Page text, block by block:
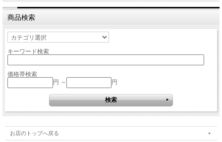
商品検索
キーワード検索
価格帯検索
円 ～
円
お店のトップへ戻る